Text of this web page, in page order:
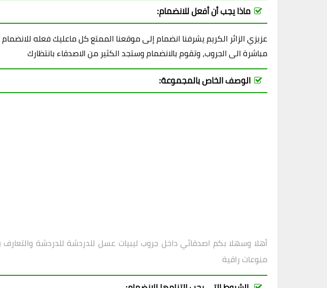
ماذا يجب أن أفعل للانضمام:
عزيزي الزائر الكريم يشرفنا انضمام إلى موقعنا الممتع كل ماعليك فعله
مباشرة الى الجروب، وتقوم بالانضمام وستجد الكثير من الاصدقاء بانتظارك
الوصف الخاص بالمجموعة:
أهلا وسهلا بكم اصدقائي داخل جروب ليبيات عسل للدردشة للدردشة
منوعات راقية